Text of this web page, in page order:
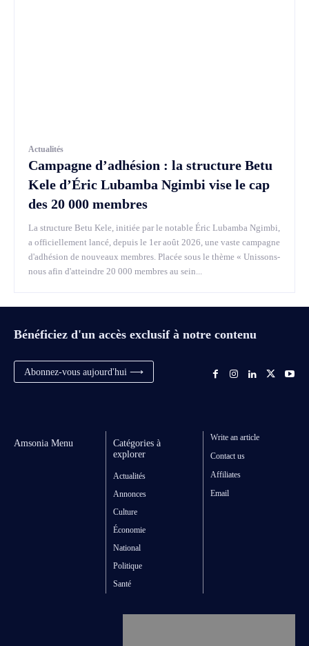
Actualités
Campagne d’adhésion : la structure Betu
Kele d’Éric Lubamba Ngimbi vise le cap
des 20 000 membres
La structure Betu Kele, initiée par le notable Éric Lubamba Ngimbi,
a officiellement lancé, depuis le 1er août 2026, une vaste campagne
d'adhésion de nouveaux membres. Placée sous le thème « Unissons-
nous afin d'atteindre 20 000 membres au sein...
Bénéficiez d'un accès exclusif à notre contenu
Abonnez-vous aujourd'hui ⟶
Amsonia Menu
Catégories à
explorer
Actualités
Annonces
Culture
Économie
National
Politique
Santé
Write an article
Contact us
Affiliates
Email